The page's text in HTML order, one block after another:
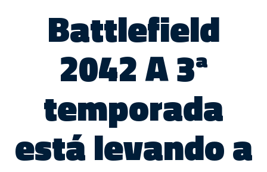
Battlefield
2042 A 3ª
temporada
está levando a